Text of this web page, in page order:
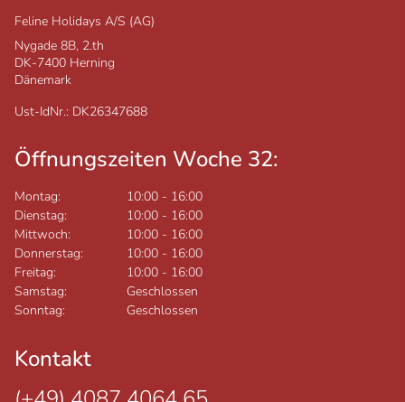
Feline Holidays A/S (AG)
Nygade 8B, 2.th
DK-7400 Herning
Dänemark
Ust-IdNr.: DK26347688
Öffnungszeiten Woche 32:
Montag: 10:00 - 16:00
Dienstag:
10:00 - 16:00
Mittwoch:
10:00 - 16:00
Donnerstag:
10:00 - 16:00
Freitag:
10:00 - 16:00
Samstag:
Geschlossen
Sonntag:
Geschlossen
Kontakt